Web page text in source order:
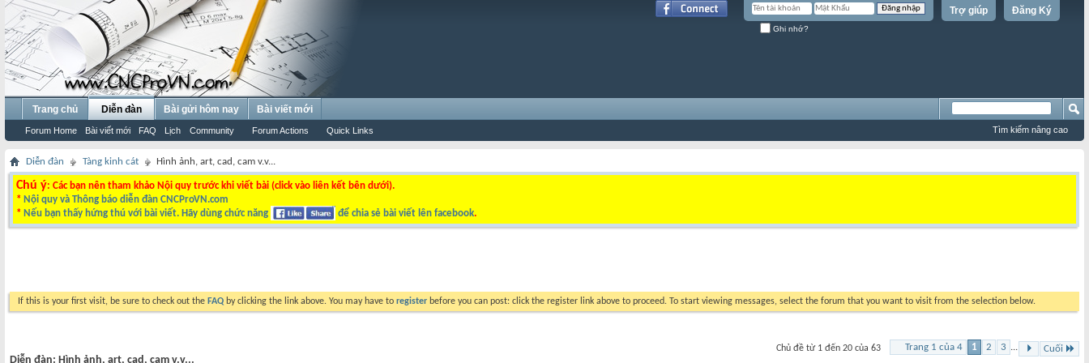
Đăng Ký
Trợ giúp
Ghi nhớ?
Trang chủ Diễn đàn
Forum Home Bài viết mới FAQ Lịch Community Forum Actions Quick Links
Bài gửi hôm nay Bài viết mới
Tìm kiếm nâng cao
Diễn đàn Tàng kinh cát Hình ảnh, art, cad, cam v.v...
Chú ý: Các bạn nên tham khảo Nội quy trước khi viết bài (click vào liên kết bên dưới).
* Nội quy và Thông báo diễn đàn CNCProVN.com
* Nếu bạn thấy hứng thú với bài viết. Hãy dùng chức năng để chia sẻ bài viết lên facebook.
If this is your first visit, be sure to check out the FAQ by clicking the link above. You may have to register before you can post: click the register link above to proceed. To start viewing messages, select the forum that you want to visit from the selection below.
Trang 1 của 4 1 2 3 ... Cuối
Chủ đề từ 1 đến 20 của 63
Diễn đàn: Hình ảnh, art, cad, cam v.v...